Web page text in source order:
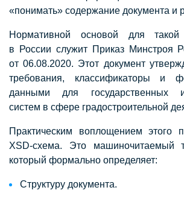
«понимать» содержание документа и
Нормативной основой для такой
в России служит Приказ Минстроя
от 06.08.2020. Этот документ
требования, классификаторы и
данными для государственных
систем в сфере градостроительной
Практическим воплощением этого
XSD-схема. Это машиночитаемый
который формально определяет:
Структуру документа.